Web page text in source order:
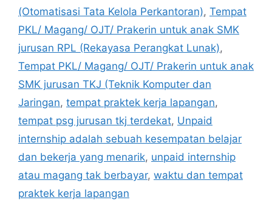
(Otomatisasi Tata Kelola Perkantoran), Tempat
PKL/ Magang/ OJT/ Prakerin untuk anak SMK
jurusan RPL (Rekayasa Perangkat Lunak),
Tempat PKL/ Magang/ OJT/ Prakerin untuk anak
SMK jurusan TKJ (Teknik Komputer dan
Jaringan, tempat praktek kerja lapangan,
tempat psg jurusan tkj terdekat, Unpaid
internship adalah sebuah kesempatan belajar
dan bekerja yang menarik, unpaid internship
atau magang tak berbayar, waktu dan tempat
praktek kerja lapangan